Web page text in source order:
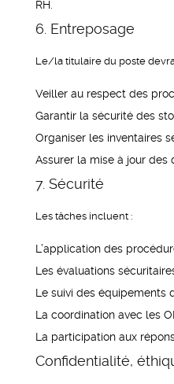
RH.
6. Entreposage
Le/la titulaire du poste
Veiller au respect des
Garantir la sécurité des
Organiser les inventaires
Assurer la mise à jour des
7. Sécurité
Les tâches incluent :
L’application des
Les évaluations
Le suivi des équipements
La coordination avec les
La participation aux
Confidentialité,